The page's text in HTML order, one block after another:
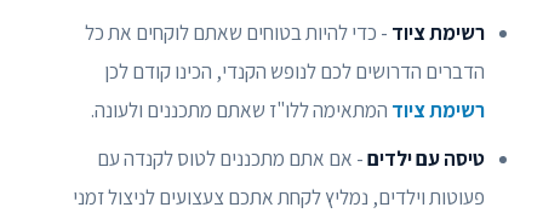
רשימת ציוד - כדי להיות בטוחים שאתם לוקחים את כל
הדברים הדרושים לכם לנופש הקנדי, הכינו קודם לכן
רשימת ציוד המתאימה ללו"ז שאתם מתכננים ולעונה.
טיסה עם ילדים- אם אתם מתכננים לטוס לקנדה עם
פעוטות וילדים, נמליץ לקחת אתכם צעצועים לניצול זמני